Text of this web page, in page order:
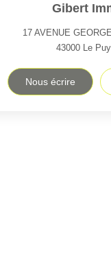
Gibert
17 AVENUE
43000 Le
Nous écrire